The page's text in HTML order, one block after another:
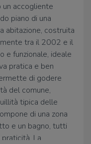
un accogliente
piano di una
abitazione, costruita
tra il 2002 e il
e funzionale, ideale
pratica e ben
di godere
del comune,
tipica delle
di una zona
e un bagno, tutti
La